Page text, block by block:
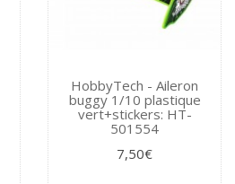
HobbyTech - Aileron
buggy 1/10 plastique
vert+stickers: HT-
501554
7,50€